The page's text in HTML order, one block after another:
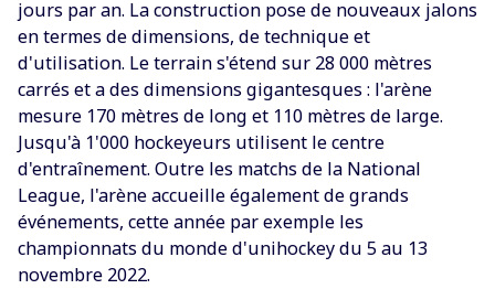
jours par an. La construction pose de nouveaux jalons
en termes de dimensions, de technique et
d'utilisation. Le terrain s'étend sur 28 000 mètres
carrés et a des dimensions gigantesques : l'arène
mesure 170 mètres de long et 110 mètres de large.
Jusqu'à 1'000 hockeyeurs utilisent le centre
d'entraînement. Outre les matchs de la National
League, l'arène accueille également de grands
événements, cette année par exemple les
championnats du monde d'unihockey du 5 au 13
novembre 2022.